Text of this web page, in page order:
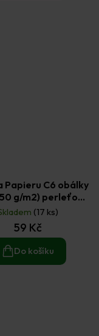
Papieru C6 obálky
g/m2) perleťové
hnědé(17 ks)
59 Kč
Do košíku